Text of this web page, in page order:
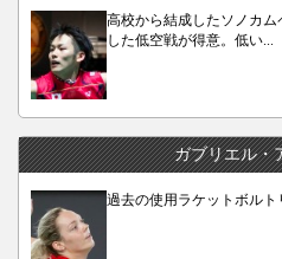
高校から結成したソノカ
した低空戦が得意。低い...
ガブリエル・
過去の使用ラケットボルト